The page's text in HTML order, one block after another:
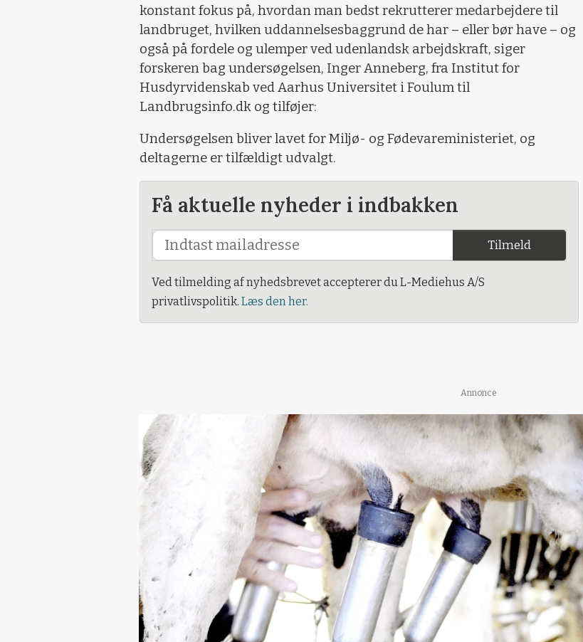
konstant fokus på, hvordan man bedst rekrutterer medarbejdere til
landbruget, hvilken uddannelsesbaggrund de har – eller bør have – og
også på fordele og ulemper ved udenlandsk arbejdskraft, siger
forskeren bag undersøgelsen, Inger Anneberg, fra Institut for
Husdyrvidenskab ved Aarhus Universitet i Foulum til
Landbrugsinfo.dk og tilføjer:
Undersøgelsen bliver lavet for Miljø- og Fødevareministeriet, og
deltagerne er tilfældigt udvalgt.
Få aktuelle nyheder i indbakken
Tilmeld
Ved tilmelding af nyhedsbrevet accepterer du L-Mediehus A/S
privatlivspolitik. Læs den her.
Annonce